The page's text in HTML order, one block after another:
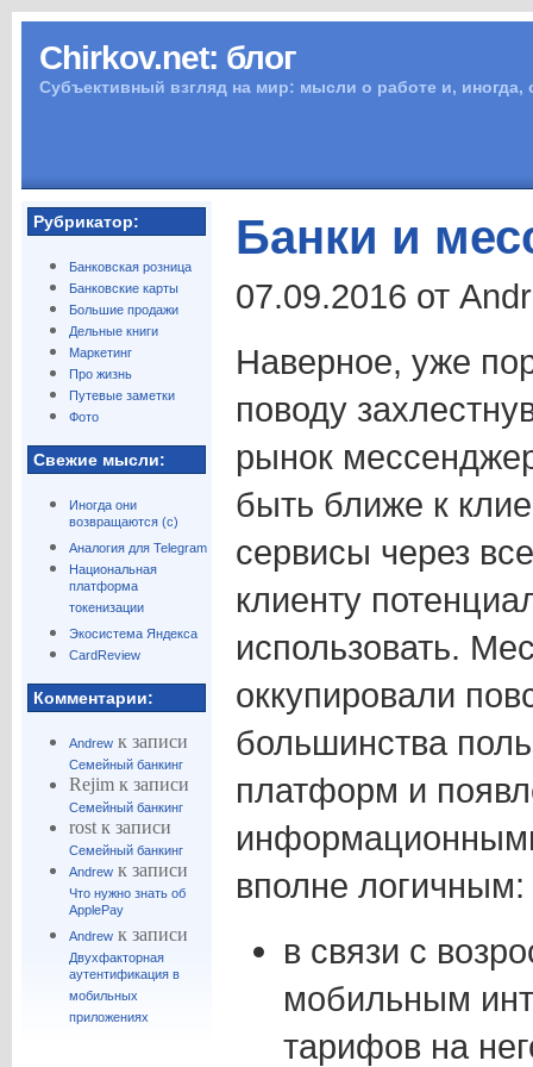
Chirkov.net: блог
Субъективный взгляд на мир: мысли о работе и,
Рубрикатор:
Банковская розница
Банковские карты
Большие продажи
Дельные книги
Маркетинг
Про жизнь
Путевые заметки
Фото
Свежие мысли:
Иногда они
возвращаются (с)
Аналогия для Telegram
Национальная
платформа
токенизации
Экосистема Яндекса
CardReview
Комментарии:
Andrewк записи
Семейный банкинг
Rejimк записи
Семейный банкинг
rostк записи
Семейный банкинг
Andrewк записи
Что нужно знать об
ApplePay
Andrewк записи
Двухфакторная
аутентификация в
мобильных
приложениях
Банки и
07.09.2016 от
Наверное, уже
поводу
рынок
быть ближе к
сервисы через
клиенту
использовать.
оккупировали
большинства
платформ и
вполне логичным:
в связи с
мобильным
тарифов на